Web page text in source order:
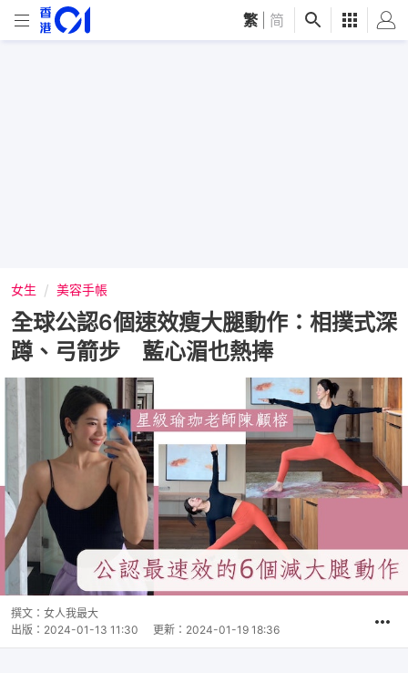
繁 简
女生 美容手帳
全球公認6個速效瘦大腿動作：相撲式深
蹲、弓箭步 藍心湄也熱捧
撰文： 女人我最大
出版： 2024-01-13 11:30 更新： 2024-01-19 18:36